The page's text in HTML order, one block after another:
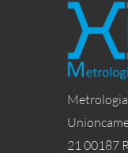
21 00187